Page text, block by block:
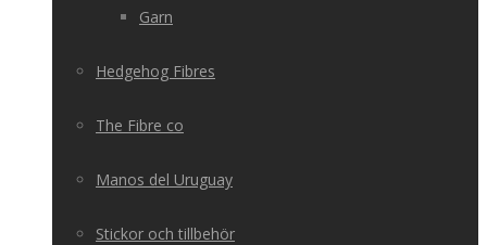
Garn
Hedgehog Fibres
The Fibre co
Manos del Uruguay
Stickor och tillbehör